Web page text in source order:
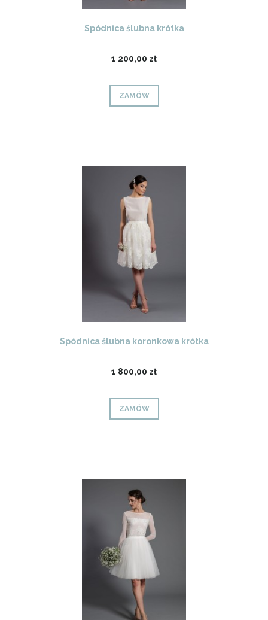
Spódnica ślubna krótka
1 200,00 zł
ZAMÓW
Spódnica ślubna koronkowa krótka
1 800,00 zł
ZAMÓW